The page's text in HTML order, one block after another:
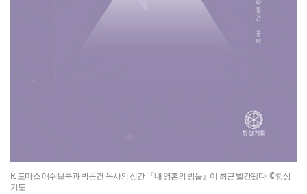
R. 토마스 애쉬브룩과 박동건 목사의 신간 『내 영혼의 방들』이 최근 발간됐다. ©항상
기도